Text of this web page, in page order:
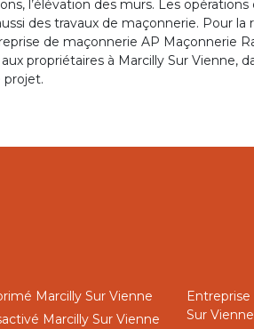
l’élévation des murs. Les
des travaux de maçonnerie. Pour la
de maçonnerie AP Maçonnerie
propriétaires à Marcilly Sur Vienne,
projet.
Marcilly Sur Vienne
Marcilly Sur Vienne
Sur Vienne